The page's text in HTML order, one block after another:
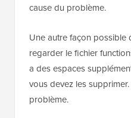
cause du problème.
Une autre façon possible
regarder le fichier
a des espaces
vous devez les
problème.